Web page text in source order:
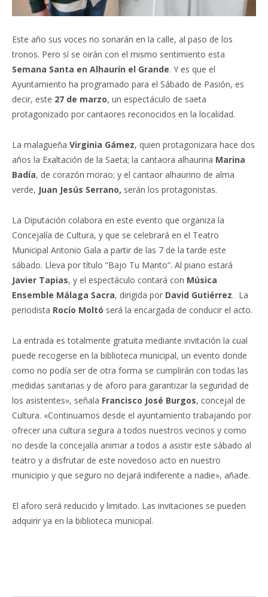
Este año sus voces no sonarán en la calle, al paso de los
tronos. Pero sí se oirán con el mismo sentimiento esta
Semana Santa en Alhaurín el Grande. Y es que el
Ayuntamiento ha programado para el Sábado de Pasión, es
decir, este 27 de marzo, un espectáculo de saeta
protagonizado por cantaores reconocidos en la localidad.
La malagueña Virginia Gámez, quien protagonizara hace dos
años la Exaltación de la Saeta; la cantaora alhaurina Marina
Badía, de corazón morao; y el cantaor alhaurino de alma
verde, Juan Jesús Serrano, serán los protagonistas.
La Diputación colabora en este evento que organiza la
Concejalía de Cultura, y que se celebrará en el Teatro
Municipal Antonio Gala a partir de las 7 de la tarde este
sábado. Lleva por título “Bajo Tu Manto”. Al piano estará
Javier Tapias, y el espectáculo contará con Música
Ensemble Málaga Sacra, dirigida por David Gutiérrez. La
periodista Rocío Moltó será la encargada de conducir el acto.
La entrada es totalmente gratuita mediante invitación la cual
puede recogerse en la biblioteca municipal, un evento donde
como no podía ser de otra forma se cumplirán con todas las
medidas sanitarias y de aforo para garantizar la seguridad de
los asistentes», señala Francisco José Burgos, concejal de
Cultura. «Continuamos desde el ayuntamiento trabajando por
ofrecer una cultura segura a todos nuestros vecinos y como
no desde la concejalía animar a todos a asistir este sábado al
teatro y a disfrutar de este novedoso acto en nuestro
municipio y que seguro no dejará indiferente a nadie», añade.
El aforo será reducido y limitado. Las invitaciones se pueden
adquirir ya en la biblioteca municipal.